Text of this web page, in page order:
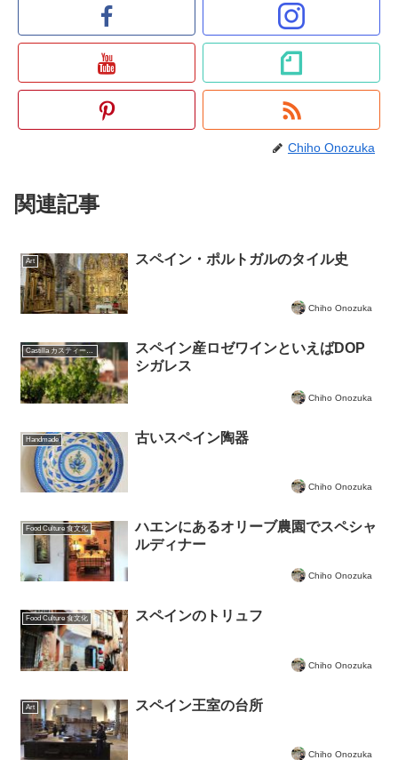
Chiho Onozuka
関連記事
Art スペイン・ポルトガルのタイル史
Chiho Onozuka
スペイン産ロゼワインといえばDOP
シガレス
Chiho Onozuka
Handmade 古いスペイン陶器
Chiho Onozuka
Food Culture 食文化
ハエンにあるオリーブ農園でスペシャ
ルディナー
Chiho Onozuka
Food Culture 食文化 スペインのトリュフ
Chiho Onozuka
Art スペイン王室の台所
Chiho Onozuka